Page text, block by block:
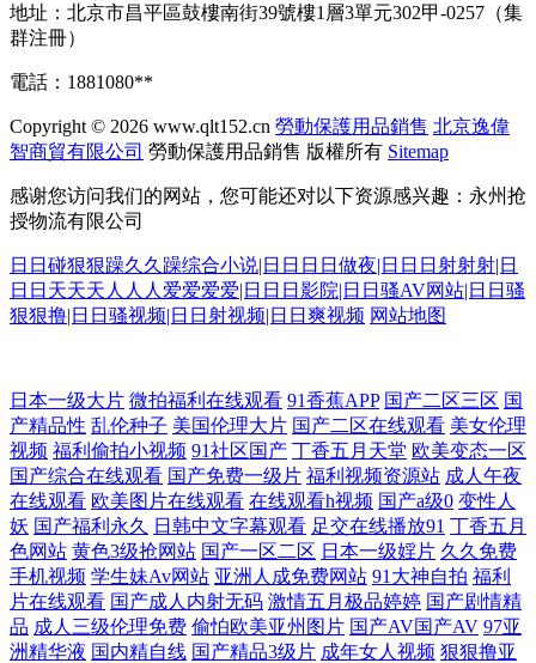
地址：北京市昌平區鼓樓南街39號樓1層3單元302甲-0257（集
群注冊）
電話：1881080**
Copyright © 2026 www.qlt152.cn 勞動保護用品銷售 北京逸偉
智商貿有限公司 勞動保護用品銷售 版權所有 Sitemap
感谢您访问我们的网站，您可能还对以下资源感兴趣：永州抢
授物流有限公司
日日碰狠狠躁久久躁综合小说|日日日日做夜|日日日射射射|日
日日天天天人人人爱爱爱爱|日日日影院|日日骚AV网站|日日骚
狠狠撸|日日骚视频|日日射视频|日日爽视频 网站地图
国产96在线视频播放 欧美一级激情在线观看 91精品视频网 黑料网曝福利
导航 色亭亭福利导航 av性福联盟 麻豆黄色网 亚洲黑料区 东京热成人在线
欧美免费成人大片 一个人看的www韩国 国产欧美日韩免 日韩AV伊人网
91免费国产高清观看 加勒比一本 午夜福利论坛 欧美性爱熟女 国产日韩欧
美一级大片 四虎日韩色图 操熟女 欧美视频a 在线播放影院在线 国产日韩
日本一级大片 微拍福利在线观看 91香蕉APP 国产二区三区 国
产精品性 乱伦种子 美国伦理大片 国产二区在线观看 美女伦理
视频 福利偷拍小视频 91社区国产 丁香五月天堂 欧美变态一区
国产综合在线观看 国产免费一级片 福利视频资源站 成人午夜
在线观看 欧美图片在线观看 在线观看h视频 国产a级0 变性人
妖 国产福利永久 日韩中文字幕观看 足交在线播放91 丁香五月
色网站 黄色3级抢网站 国产一区二区 日本一级婬片 久久免费
手机视频 学生妹Av网站 亚洲人成免费网站 91大神自拍 福利
片在线观看 国产成人内射无码 激情五月极品婷婷 国产剧情精
品 成人三级伦理免费 偷怕欧美亚州图片 国产AV国产AV 97亚
洲精华液 国内精自线 国产精品3级片 成年女人视频 狠狠撸亚